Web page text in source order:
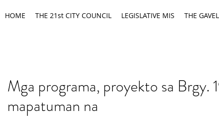
HOME THE 21st CITY COUNCIL LEGISLATIVE MIS THE GAVEL
Mga programa, proyekto sa Brgy.
mapatuman na